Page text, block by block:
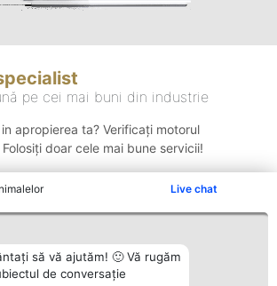
Live chat
să vă ajutăm! 🙂 Vă rugăm
de conversație
pe cei mai buni din industrie
apropierea ta? Verificați motorul
doar cele mai bune servicii!